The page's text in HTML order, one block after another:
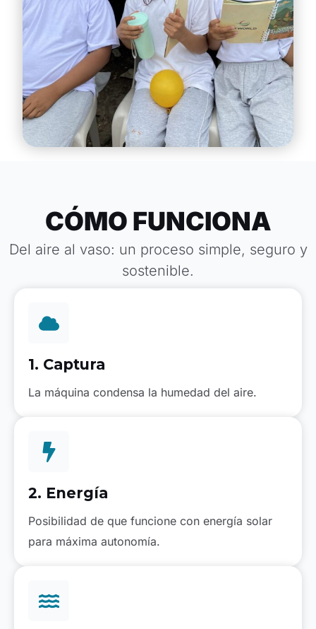
CÓMO FUNCIONA
Del aire al vaso: un proceso simple, seguro y
sostenible.
1. Captura
La máquina condensa la humedad del aire.
2. Energía
Posibilidad de que funcione con energía solar
para máxima autonomía.